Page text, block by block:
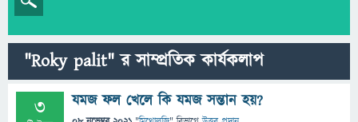
"Roky palit" র সাম্প্রতিক কার্যকলাপ
3 যমজ ফল খেলে কি যমজ সন্তান হয়?